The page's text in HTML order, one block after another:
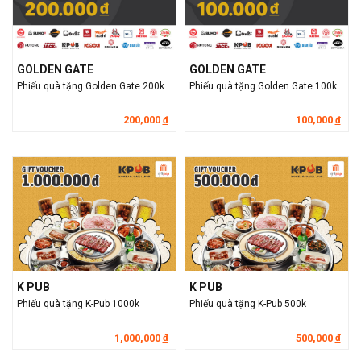
GOLDEN GATE
Phiếu quà tặng Golden Gate 200k
200,000 đ
GOLDEN GATE
Phiếu quà tặng Golden Gate 100k
100,000 đ
K PUB
Phiếu quà tặng K-Pub 1000k
1,000,000 đ
K PUB
Phiếu quà tặng K-Pub 500k
500,000 đ